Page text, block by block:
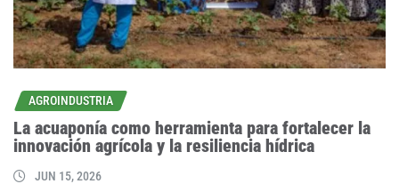
AGROINDUSTRIA
La acuaponía como herramienta para fortalecer la
innovación agrícola y la resiliencia hídrica
JUN 15, 2026